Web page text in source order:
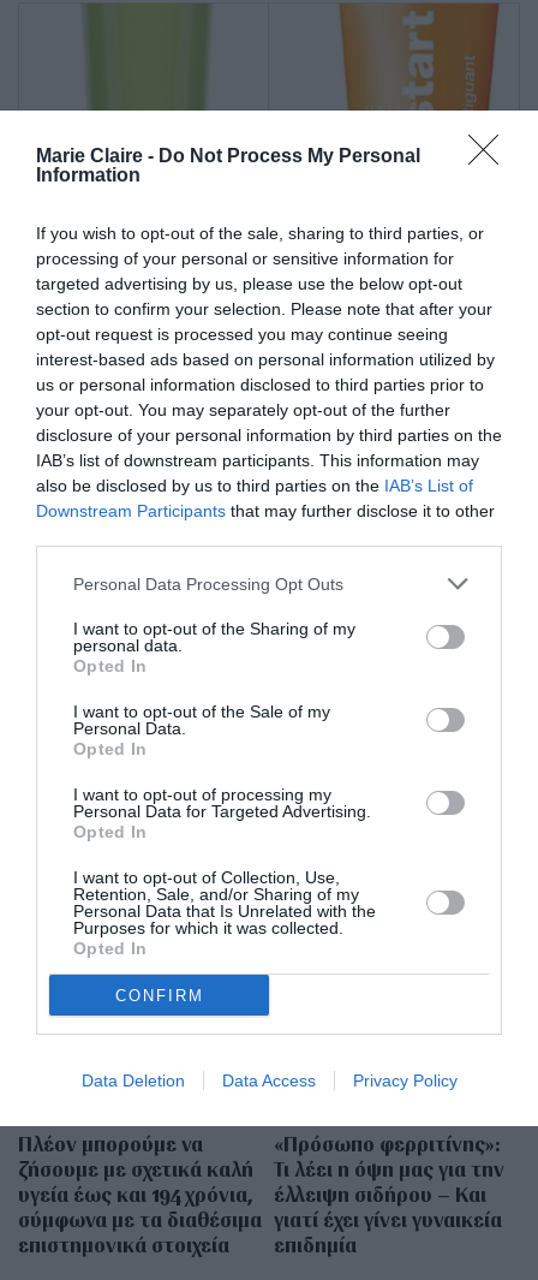
Marie Claire - Do Not Process My Personal
Information
If you wish to opt-out of the sale, sharing to third parties, or
processing of your personal or sensitive information for
targeted advertising by us, please use the below opt-out
section to confirm your selection. Please note that after your
opt-out request is processed you may continue seeing
interest-based ads based on personal information utilized by
us or personal information disclosed to third parties prior to
your opt-out. You may separately opt-out of the further
disclosure of your personal information by third parties on the
IAB’s list of downstream participants. This information may
also be disclosed by us to third parties on the IAB’s List of
Downstream Participants that may further disclose it to other
Personal Data Processing Opt Outs
I want to opt-out of the Sharing of my
personal data.
Opted In
I want to opt-out of the Sale of my
Personal Data.
Opted In
I want to opt-out of processing my
Personal Data for Targeted Advertising.
Opted In
I want to opt-out of Collection, Use,
Retention, Sale, and/or Sharing of my
Personal Data that Is Unrelated with the
Purposes for which it was collected.
Opted In
CONFIRM
Data Deletion Data Access Privacy Policy
ADVERTISEMENT - CONTINUE READING BELOW
RELATED STORY
Το εξωτικό φρούτο που “σβήνει” τις
MORE FROM
ΔΙΑΤΡΟΦΗ
Πλέον μπορούμε να
ζήσουμε με σχετικά καλή
υγεία έως και 194 χρόνια,
σύμφωνα με τα διαθέσιμα
επιστημονικά στοιχεία
«Πρόσωπο φερριτίνης»:
Τι λέει η όψη μας για την
έλλειψη σιδήρου – Και
γιατί έχει γίνει γυναικεία
επιδημία